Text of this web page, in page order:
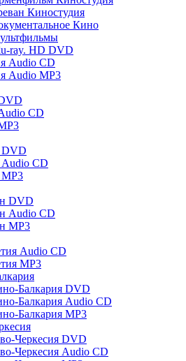
Киностудия
Кино
ray. HD DVD
Audio CD
Audio MP3
CD
DVD
CD
DVD
Audio CD
MP3
Audio CD
MP3
Балкария DVD
Балкария Audio CD
Балкария MP3
Черкесия DVD
Черкесия Audio CD